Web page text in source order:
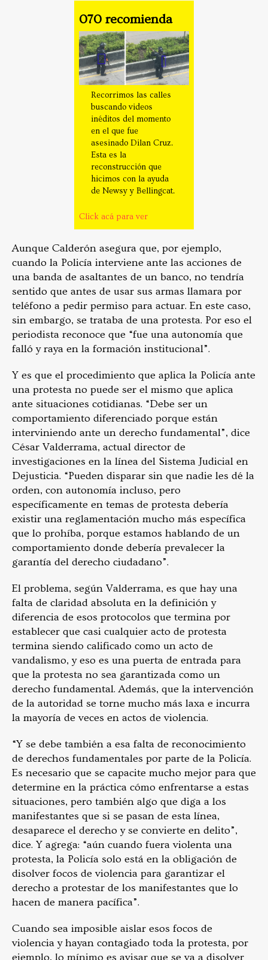
070 recomienda
Recorrimos las calles
buscando videos
inéditos del momento
en el que fue
asesinado Dilan Cruz.
Esta es la
reconstrucción que
hicimos con la ayuda
de Newsy y Bellingcat.
Click acá para ver
Aunque Calderón asegura que, por ejemplo,
cuando la Policía interviene ante las acciones de
una banda de asaltantes de un banco, no tendría
sentido que antes de usar sus armas llamara por
teléfono a pedir permiso para actuar. En este caso,
sin embargo, se trataba de una protesta. Por eso el
periodista reconoce que “fue una autonomía que
falló y raya en la formación institucional”.
Y es que el procedimiento que aplica la Policía ante
una protesta no puede ser el mismo que aplica
ante situaciones cotidianas. “Debe ser un
comportamiento diferenciado porque están
interviniendo ante un derecho fundamental”, dice
César Valderrama, actual director de
investigaciones en la línea del Sistema Judicial en
Dejusticia. “Pueden disparar sin que nadie les dé la
orden, con autonomía incluso, pero
específicamente en temas de protesta debería
existir una reglamentación mucho más específica
que lo prohíba, porque estamos hablando de un
comportamiento donde debería prevalecer la
garantía del derecho ciudadano”.
El problema, según Valderrama, es que hay una
falta de claridad absoluta en la definición y
diferencia de esos protocolos que termina por
establecer que casi cualquier acto de protesta
termina siendo calificado como un acto de
vandalismo, y eso es una puerta de entrada para
que la protesta no sea garantizada como un
derecho fundamental. Además, que la intervención
de la autoridad se torne mucho más laxa e incurra
la mayoría de veces en actos de violencia.
“Y se debe también a esa falta de reconocimiento
de derechos fundamentales por parte de la Policía.
Es necesario que se capacite mucho mejor para que
determine en la práctica cómo enfrentarse a estas
situaciones, pero también algo que diga a los
manifestantes que si se pasan de esta línea,
desaparece el derecho y se convierte en delito”,
dice. Y agrega: “aún cuando fuera violenta una
protesta, la Policía solo está en la obligación de
disolver focos de violencia para garantizar el
derecho a protestar de los manifestantes que lo
hacen de manera pacífica”.
Cuando sea imposible aislar esos focos de
violencia y hayan contagiado toda la protesta, por